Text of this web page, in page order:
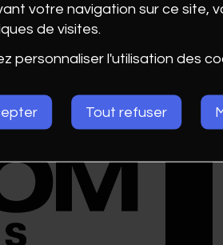
votre navigation sur ce site,
de visites.
personnaliser l'utilisation des
Tout refuser